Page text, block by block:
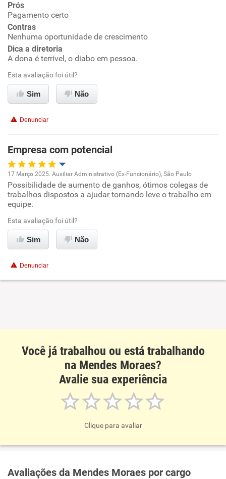
Ambiente de trabalho
Conciliação com a vida familiar
Não recomenda esta empresa
Prós
Pagamento certo
Contras
Nenhuma oportunidade de crescimento
Dica a diretoria
A dona é terrível, o diabo em pessoa.
Esta avaliação foi útil?
Sim Não
Denunciar
Empresa com potencial
Oportunidade de promoção
Ambiente de trabalho
Conciliação com a vida familiar
17 Março 2025. Auxiliar Administrativo (Ex-Funcionário), São Paulo
Possibilidade de aumento de ganhos, ótimos colegas de
trabalhos dispostos a ajudar tornando leve o trabalho em
equipe.
Esta avaliação foi útil?
Sim Não
Denunciar
Você já trabalhou ou está trabalhando
na Mendes Moraes?
Avalie sua experiência
Clique para avaliar
Avaliações da Mendes Moraes por cargo